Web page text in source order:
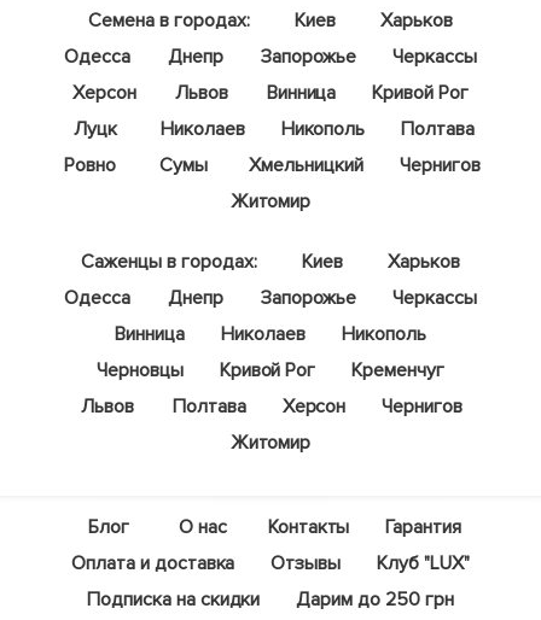
Семена в городах:
Киев
Харьков
Одесса
Днепр Запорожье
Черкассы
Херсон
Львов Винница
Кривой Рог
Луцк
Николаев Никополь
Полтава
Ровно
Сумы Хмельницкий
Чернигов
Житомир
Саженцы в городах: Киев
Харьков
Одесса
Днепр Запорожье
Черкассы
Винница
Николаев
Никополь
Черновцы
Кривой Рог
Кременчуг
Львов
Полтава Херсон
Чернигов
Житомир
Блог О нас Контакты
Гарантия
Оплата и доставка
Отзывы
Клуб "LUX"
Подписка на скидки
Дарим до 250 грн